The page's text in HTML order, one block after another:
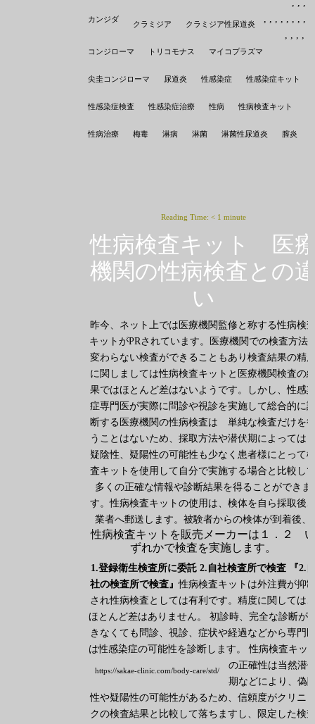
カンジダ
,
クラミジア
,
クラミジア性尿道炎
,
コンジローマ トリコモナス マイコプラズマ
,
尖圭コンジローマ
,
尿道炎
,
性感染症
,
性感染症キット
,
性感染症検査
,
性感染症治療
,
性病
,
性病検査キット
性病治療 梅毒
,
淋病
,
淋菌
,
淋菌性尿道炎
,
膣炎
Reading Time: < 1 minute
性病検査キット 医
機関の性病検査との
い
昨今、ネット上では医療機関監修と称する性病検
キットがPRされています。医療機関での検査方法
変わらない検査ができることもあり検査結果の精
に関しましては性病検査キットと医療機関検査の
果ではほとんど差はないようです。しかし、性感
症専門医が実際に問診や視診を実施して総合的に
断する医療機関の性病検査は 単純な検査だけを
うことはないため、採取方法や潜伏期によって
疑陰性、疑陽性の可能性も少なく患者様にとって
査キットを使用して自分で実施する場合と比較し
多くの正確な情報や診断結果を得ることができま
す。性病検査キットの使用は、検体を自ら採取後
業者へ郵送します。被験者からの検体が到着後、
性病検査キットを販売メーカーは１．２ い
ずれかで検査を実施します。
1.登録衛生検査所に委託 2.自社検査所で検査
『2.
社の検査所で検査』性病検査キットは外注費が抑
され性病検査としては有利です。精度に関しては
ほとんど差はありません。
初診時、完全な診断が
きなくても問診、視診、症状や経過などから専門
は性感染症の可能性を診断します。
https://sakae-clinic.com/body-care/std/
性病検査キッ
の正確性は当然潜
期などにより、偽
性や疑陽性の可能性があるため、信頼度がクリニ
クの検査結果と比較して落ちますし、限定した検